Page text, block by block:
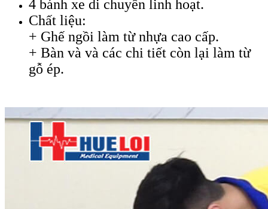
4 bánh xe di chuyển linh hoạt.
Chất liệu:
+ Ghế ngồi làm từ nhựa cao cấp.
+ Bàn và và các chi tiết còn lại làm từ
gỗ ép.